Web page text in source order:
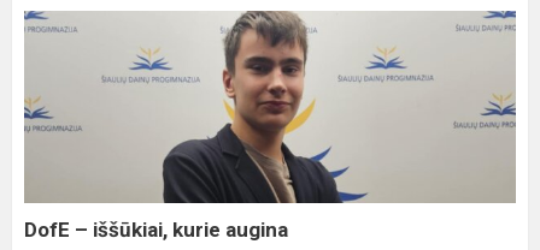
DofE
kurie
augina
DofE – iššūkiai, kurie augina